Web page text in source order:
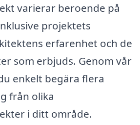
varierar beroende på
projektets
erfarenhet och de
som erbjuds. Genom vår
enkelt begära flera
från olika
i ditt område.